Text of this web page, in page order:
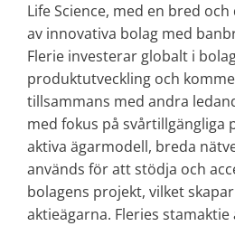
Life Science, med en bred
av innovativa bolag med
Flerie investerar globalt i
produktutveckling och
tillsammans med andra
med fokus på svårtillgängliga
aktiva ägarmodell, breda
används för att stödja och
bolagens projekt, vilket
aktieägarna. Fleries